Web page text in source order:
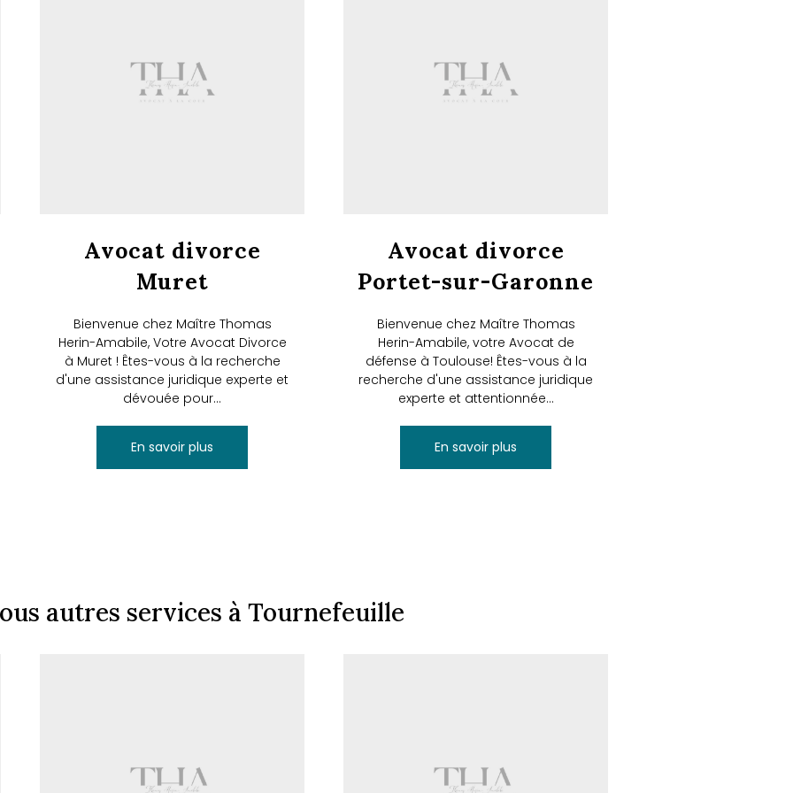
Avocat divorce
Muret
Bienvenue chez Maître Thomas
Herin-Amabile, Votre Avocat Divorce
à Muret ! Êtes-vous à la recherche
d'une assistance juridique experte et
dévouée pour...
En savoir plus
Avocat divorce
Portet-sur-Garonne
Bienvenue chez Maître Thomas
Herin-Amabile, votre Avocat de
défense à Toulouse! Êtes-vous à la
recherche d'une assistance juridique
experte et attentionnée...
En savoir plus
autres services à Tournefeuille